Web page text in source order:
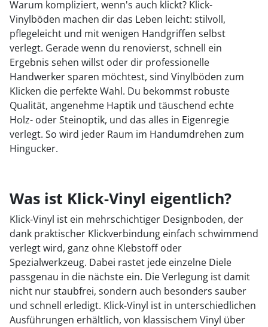
2
3
4
5
6
Warum kompliziert, wenn's auch klickt? Klick-
Vinylböden machen dir das Leben leicht: stilvoll,
pflegeleicht und mit wenigen Handgriffen selbst
verlegt. Gerade wenn du renovierst, schnell ein
Ergebnis sehen willst oder dir professionelle
Handwerker sparen möchtest, sind Vinylböden zum
Klicken die perfekte Wahl. Du bekommst robuste
Qualität, angenehme Haptik und täuschend echte
Holz- oder Steinoptik, und das alles in Eigenregie
verlegt. So wird jeder Raum im Handumdrehen zum
Hingucker.
Was ist Klick-Vinyl eigentlich?
Klick-Vinyl ist ein mehrschichtiger Designboden, der
dank praktischer Klickverbindung einfach schwimmend
verlegt wird, ganz ohne Klebstoff oder
Spezialwerkzeug. Dabei rastet jede einzelne Diele
passgenau in die nächste ein. Die Verlegung ist damit
nicht nur staubfrei, sondern auch besonders sauber
und schnell erledigt. Klick-Vinyl ist in unterschiedlichen
Ausführungen erhältlich, von klassischem Vinyl über